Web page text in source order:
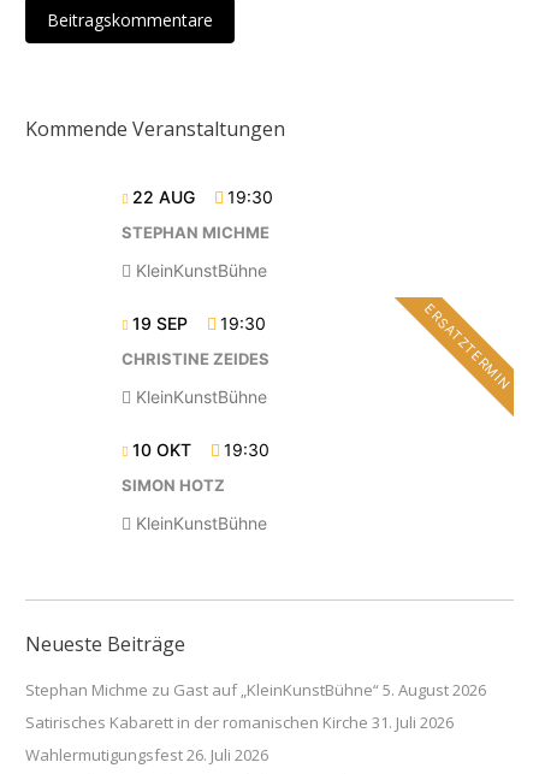
Beitragskommentare
Kommende Veranstaltungen
22 AUG 19:30
STEPHAN MICHME
KleinKunstBühne
19 SEP 19:30 ERSATZTERMIN
CHRISTINE ZEIDES
KleinKunstBühne
10 OKT 19:30
SIMON HOTZ
KleinKunstBühne
Neueste Beiträge
Stephan Michme zu Gast auf „KleinKunstBühne“5. August 2026
Satirisches Kabarett in der romanischen Kirche 31. Juli 2026
Wahlermutigungsfest26. Juli 2026